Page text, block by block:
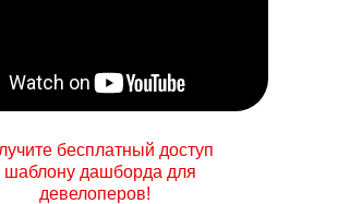
бесплатный доступ
шаблону дашборда для
девелоперов!